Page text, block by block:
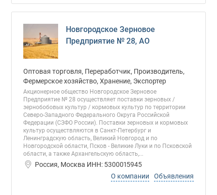
Новгородское Зерновое
Предприятие № 28, АО
Оптовая торговля, Переработчик, Производитель,
Фермерское хозяйство, Хранение, Экспортер
Акционерное общество Новгородское Зерновое
Предприятие № 28 осуществляет поставки зерновых /
зернобобовых культур / кормовых культур по территории
Северо-Западного Федерального Округа Российской
Федерации (СЗФО России). Поставки зерновых и кормовых
культур осуществляются в Санкт-Петербург и
Ленинградскую область, Великий Новгород и по
Новгородской области, Псков - Великие Луки и по Псковской
области, а также Архангельскую область,...
Россия, Москва ИНН: 5300015945
О компании
Объявления